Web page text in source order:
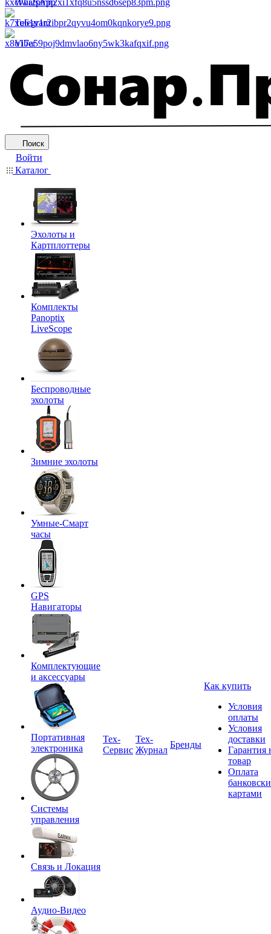
WhatsApp
Telegram
Viber
Поиск
Войти
Каталог
Эхолоты и
Картплоттеры
Комплекты
Panoptix
LiveScope
Беспроводные
эхолоты
Зимние эхолоты
Умные-Смарт
часы
GPS
Навигаторы
Комплектующие
и аксессуары
Портативная
электроника
Системы
управления
Связь и Локация
Аудио-Видео
Tex-
Сервис
Тех-
Журнал
Бренды
Как купить
Условия
оплаты
Условия
доставки
Гарантия
товар
Оплата
картами